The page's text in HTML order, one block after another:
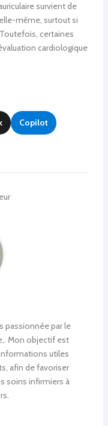
survient de
même, surtout si
certaines
cardiologique
Copilot
passionnée par le
Mon objectif est
utiles
afin de favoriser
soins infirmiers à